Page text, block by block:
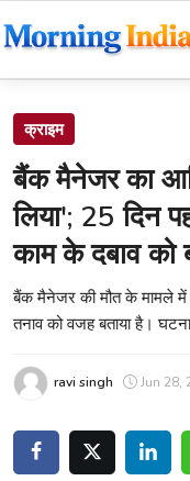
Login
Home
देश
बिज़नेस
विदेश
राजनीति
क्राइम
बैंक मैनेजर का
लिया'; 25 दिन
काम के दबाव को
बैंक मैनेजर की मौत के मामले
तनाव को वजह बताया है।
ravi singh Jun 28,